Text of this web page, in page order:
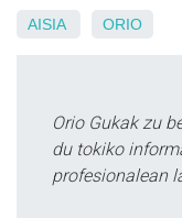
AISIA ORIO
Orio Gukak zu
du tokiko
profesionalean